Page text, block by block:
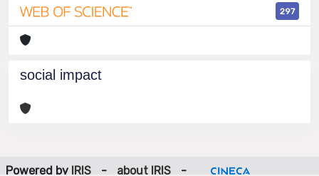
297
social impact
Powered by IRIS - about IRIS -